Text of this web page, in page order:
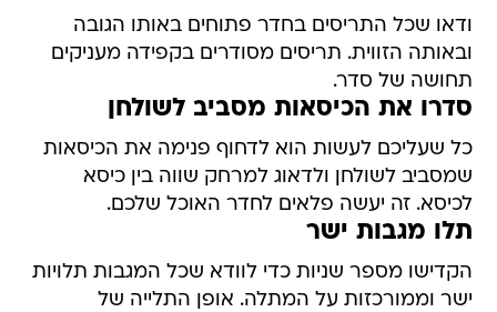
ודאו שכל התריסים בחדר פתוחים באותו הגובה
ובאותה הזווית. תריסים מסודרים בקפידה מעניקים
תחושה של סדר.
סדרו את הכיסאות מסביב לשולחן
כל שעליכם לעשות הוא לדחוף פנימה את הכיסאות
שמסביב לשולחן ולדאוג למרחק שווה בין כיסא
לכיסא. זה יעשה פלאים לחדר האוכל שלכם.
תלו מגבות ישר
הקדישו מספר שניות כדי לוודא שכל המגבות תלויות
ישר וממורכזות על המתלה. אופן התלייה של